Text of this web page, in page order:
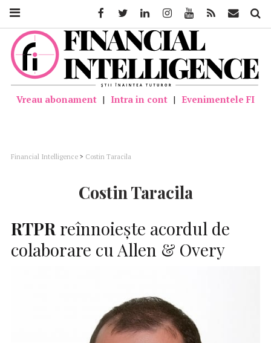
Vreau abonament | Intra in cont | Evenimentele FI
Financial Intelligence > Costin Taracila
Costin Taracila
RTPRreînnoiește acordul de
colaborare cu Allen & Overy
FacebookTwitter LinkedinInstagramYoutube Feed Mail